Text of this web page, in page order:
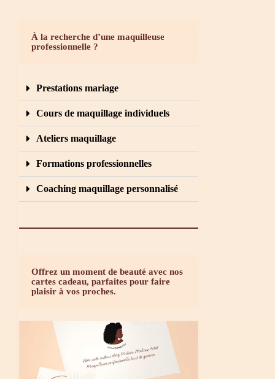
À la recherche d’une maquilleuse
professionnelle ?
Prestations mariage
Cours de maquillage individuels
Ateliers maquillage
Formations professionnelles
Coaching maquillage personnalisé
Offrez un moment de beauté avec nos
cartes cadeau, parfaites pour faire
plaisir à vos proches.